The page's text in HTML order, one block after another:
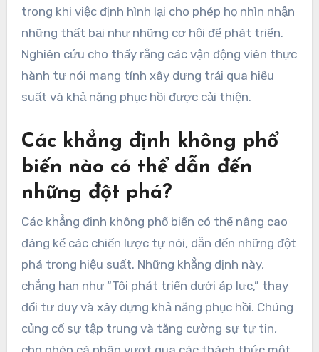
trong khi việc định hình lại cho phép họ nhìn nhận
những thất bại như những cơ hội để phát triển.
Nghiên cứu cho thấy rằng các vận động viên thực
hành tự nói mang tính xây dựng trải qua hiệu
suất và khả năng phục hồi được cải thiện.
Các khẳng định không phổ
biến nào có thể dẫn đến
những đột phá?
Các khẳng định không phổ biến có thể nâng cao
đáng kể các chiến lược tự nói, dẫn đến những đột
phá trong hiệu suất. Những khẳng định này,
chẳng hạn như “Tôi phát triển dưới áp lực,” thay
đổi tư duy và xây dựng khả năng phục hồi. Chúng
củng cố sự tập trung và tăng cường sự tự tin,